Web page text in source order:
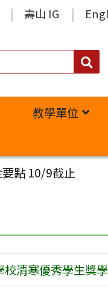
壽山 IG
搜
教學單位
要點 10/9截止
校清寒優秀學生獎